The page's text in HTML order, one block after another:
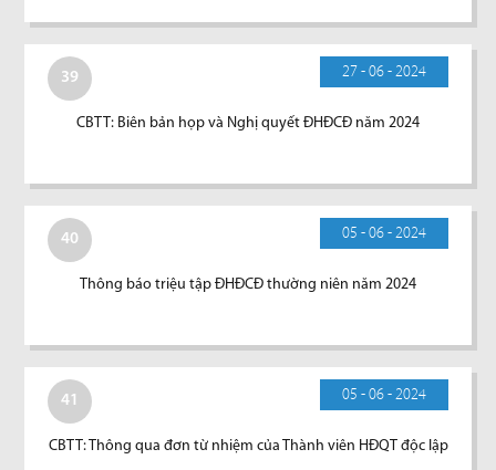
39 27 - 06 - 2024
CBTT: Biên bản họp và Nghị quyết ĐHĐCĐ năm 2024
40 05 - 06 - 2024
Thông báo triệu tập ĐHĐCĐ thường niên năm 2024
41 05 - 06 - 2024
CBTT: Thông qua đơn từ nhiệm của Thành viên HĐQT độc lập